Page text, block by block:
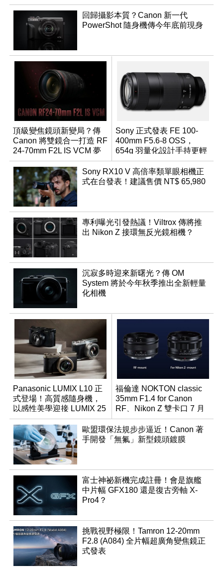
回歸攝影本質？Canon 新一代
PowerShot 隨身機傳今年底前現身
頂級變焦鏡頭新變局？傳
Canon 將雙鏡合一打造 RF
24-70mm F2L IS VCM 夢
幻規格
Sony 正式發表 FE 100-
400mm F5.6-8 OSS，
654g 羽量化設計手持更輕
鬆
Sony RX10 V 高倍率類單眼相機正
式在台發表！建議售價 NT$ 65,980
專利曝光引發熱議！Viltrox 傳將推
出 Nikon Z 接環無反光鏡相機？
沉寂多時迎來新曙光？傳 OM
System 將於今年秋季推出全新輕量
化相機
Panasonic LUMIX L10 正
式登場！高質感隨身機，
以感性美學迎接 LUMIX 25
週年
福倫達 NOKTON classic
35mm F1.4 for Canon
RF、Nikon Z 雙卡口 7 月
同步登台
歐盟環保法規步步逼近！Canon 著
手開發「無氟」新型鏡頭鍍膜
富士神祕新機完成註冊！會是旗艦
中片幅 GFX180 還是復古旁軸 X-
Pro4？
挑戰視野極限！Tamron 12-20mm
F2.8 (A084) 全片幅超廣角變焦鏡正
式發表